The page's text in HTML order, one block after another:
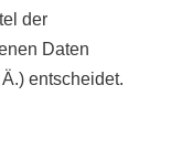
der
Daten
entscheidet.